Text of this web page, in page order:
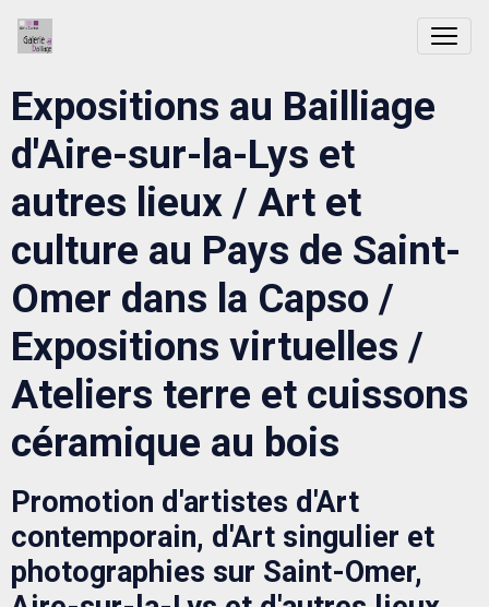
Expositions au Bailliage
d'Aire-sur-la-Lys et
autres lieux / Art et
culture au Pays de Saint-
Omer dans la Capso /
Expositions virtuelles /
Ateliers terre et cuissons
céramique au bois
Promotion d'artistes d'Art
contemporain, d'Art singulier et
photographies sur Saint-Omer,